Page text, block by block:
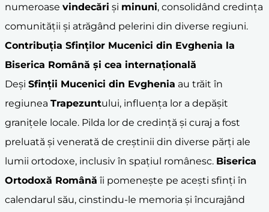
numeroase vindecări și minuni, consolidând credința
comunității și atrăgând pelerini din diverse regiuni.
Contribuția Sfinților Mucenici din Evghenia la
Biserica Română și cea internațională
Deși Sfinții Mucenici din Evghenia au trăit în
regiunea Trapezuntului, influența lor a depășit
granițele locale. Pilda lor de credință și curaj a fost
preluată și venerată de creștinii din diverse părți ale
lumii ortodoxe, inclusiv în spațiul românesc. Biserica
Ortodoxă Română îi pomenește pe acești sfinți în
calendarul său, cinstindu-le memoria și încurajând